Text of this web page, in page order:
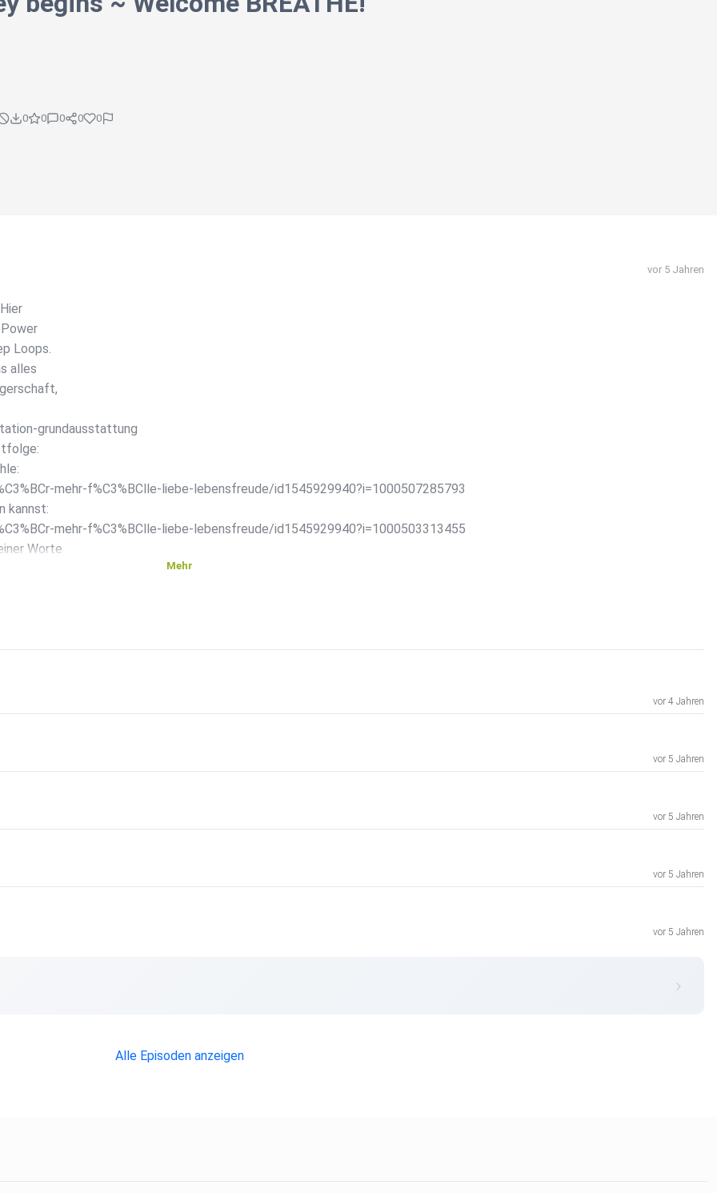
0 0 0 0 0
vor 5 Jahren
Loops.
alles
grundausstattung
mehr-f%C3%BClle-liebe-lebensfreude/id1545929940?i=1000507285793
kannst:
mehr-f%C3%BClle-liebe-lebensfreude/id1545929940?i=1000503313455
Worte
Mehr
vor 4 Jahren
vor 5 Jahren
vor 5 Jahren
vor 5 Jahren
vor 5 Jahren
Alle Episoden anzeigen